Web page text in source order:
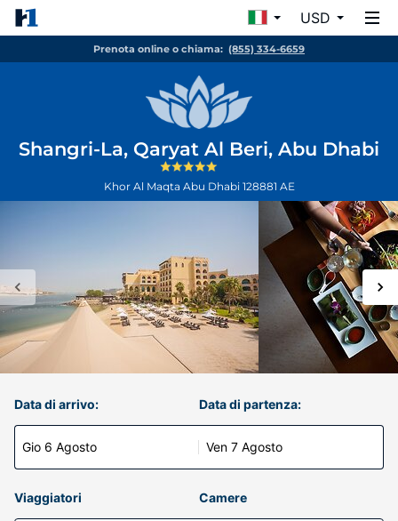
USD
Prenota online o chiama: (855) 334-6659
Shangri-La, Qaryat Al Beri, Abu Dhabi
Khor Al Maqta Abu Dhabi 128881 AE
Data di arrivo:
Gio 6 Agosto
Data di partenza:
Ven 7 Agosto
Viaggiatori Camere